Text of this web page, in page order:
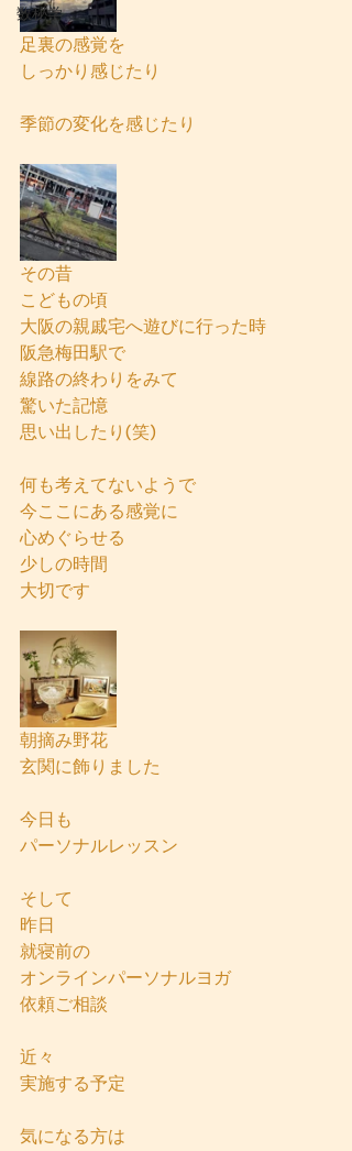
数秘学
足裏の感覚を
しっかり感じたり
季節の変化を感じたり
その昔
こどもの頃
大阪の親戚宅へ遊びに行った時
阪急梅田駅で
線路の終わりをみて
驚いた記憶
思い出したり(笑)
何も考えてないようで
今ここにある感覚に
心めぐらせる
少しの時間
大切です
朝摘み野花
玄関に飾りました
今日も
パーソナルレッスン
そして
昨日
就寝前の
オンラインパーソナルヨガ
依頼ご相談
近々
実施する予定
気になる方は